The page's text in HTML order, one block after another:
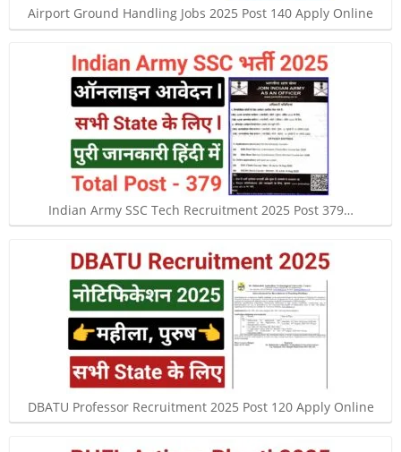
Airport Ground Handling Jobs 2025 Post 140 Apply Online
Indian Army SSC Tech Recruitment 2025 Post 379…
DBATU Professor Recruitment 2025 Post 120 Apply Online